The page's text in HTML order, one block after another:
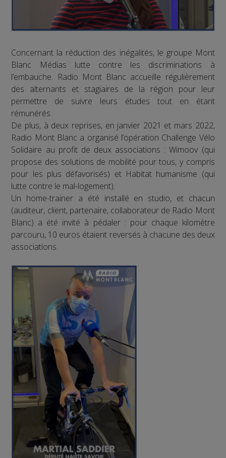
Concernant la réduction des inégalités, le groupe Mont
Blanc Médias lutte contre les discriminations à
l’embauche. Radio Mont Blanc accueille régulièrement
des alternants et stagiaires de la région pour leur
permettre de suivre leurs études tout en étant
rémunérés.
De plus, à deux reprises, en janvier 2021 et mars 2022,
Radio Mont Blanc a organisé l’opération Challenge Vélo
Solidaire au profit de deux associations : Wimoov (qui
propose des solutions de mobilité pour tous, y compris
pour les plus défavorisés) et Habitat humanisme (qui
lutte contre le mal-logement).
Un home-trainer a été installé en studio, et chacun
(auditeur, client, partenaire, collaborateur de Radio Mont
Blanc) a été invité à pédaler : pour chaque kilomètre
parcouru, 10 euros étaient reversés à chacune des deux
associations.